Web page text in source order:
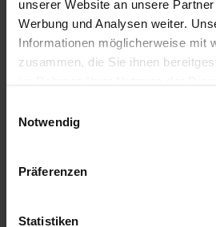
unserer Website an unsere
Werbung und Analysen weiter.
Informationen möglicherweise mit
zusammen, die Sie ihnen
Notwendig
Präferenzen
Statistiken
Soziale Absicherung durch
TTI-Betriebsrat und
Fairnessabkommen
Weitere interessante
Wickler - Industriejob in